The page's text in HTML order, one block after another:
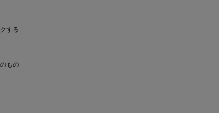
する
もの